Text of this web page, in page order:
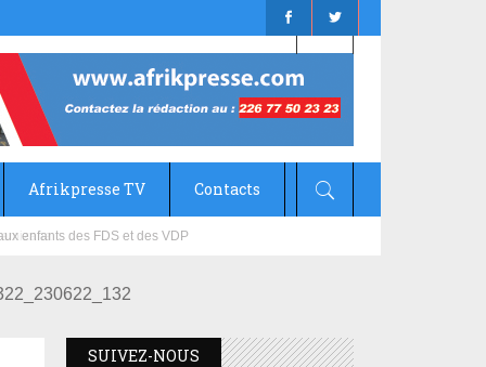
Afrikpresse TV Contacts
SUIVEZ-NOUS